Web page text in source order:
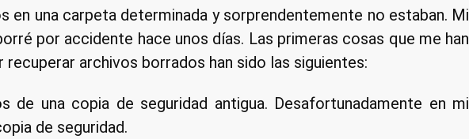
en una carpeta determinada y sorprendentemente no estaban. Mi
por accidente hace unos días. Las primeras cosas que me han
archivos borrados han sido las siguientes:
de una copia de seguridad antigua. Desafortunadamente en mi
de seguridad.